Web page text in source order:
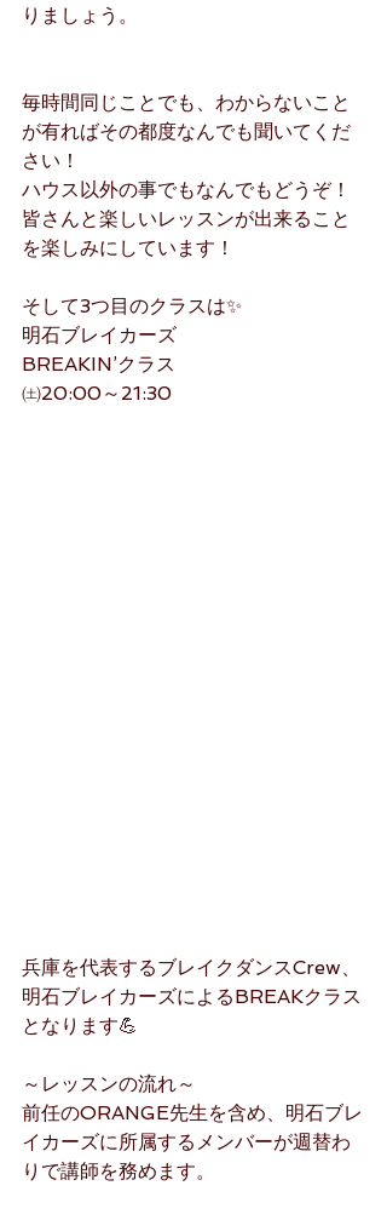
りましょう。
毎時間同じことでも、わからないこと
が有ればその都度なんでも聞いてくだ
さい！
ハウス以外の事でもなんでもどうぞ！
皆さんと楽しいレッスンが出来ること
を楽しみにしています！
そして3つ目のクラスは✨
明石ブレイカーズ
BREAKIN’クラス
㈯20:00～21:30
兵庫を代表するブレイクダンスCrew、
明石ブレイカーズによるBREAKクラス
となります💪
～レッスンの流れ～
前任のORANGE先生を含め、明石ブレ
イカーズに所属するメンバーが週替わ
りで講師を務めます。